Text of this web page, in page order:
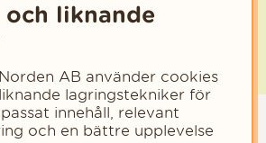
och liknande
AB använder cookies
lagringstekniker för
innehåll, relevant
och en bättre upplevelse